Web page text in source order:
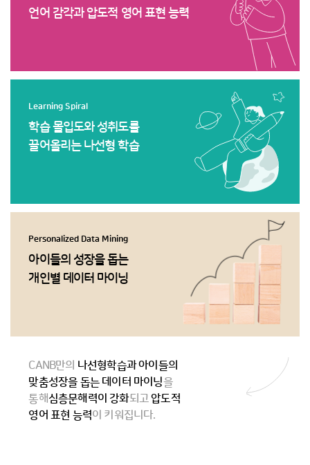
언어 감각과 압도적 영어 표현 능력
Learning Spiral
학습 몰입도와 성취도를
끌어올리는 나선형 학습
Personalized Data Mining
아이들의 성장을 돕는
개인별 데이터 마이닝
CANB만의 나선형학습과 아이들의
맞춤성장을 돕는 데이터 마이닝을
통해심층문해력이 강화되고압도적
영어 표현 능력이 키워집니다.